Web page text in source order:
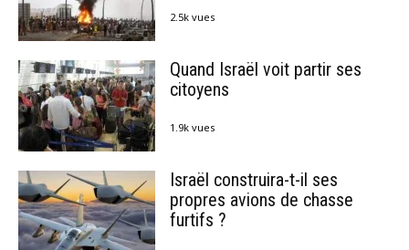
2.5k vues
Quand Israël voit partir ses
citoyens
1.9k vues
Israël construira-t-il ses
propres avions de chasse
furtifs ?